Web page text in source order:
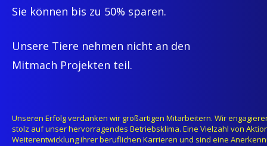
Sie können bis zu 50% sparen.
Unsere Tiere nehmen nicht an den
Mitmach Projekten teil.
Unseren Erfolg verdanken wir großartigen Mitarbeitern. Wir
stolz auf unser hervorragendes Betriebsklima. Eine Vielzahl von
Weiterentwicklung ihrer beruflichen Karrieren und sind eine